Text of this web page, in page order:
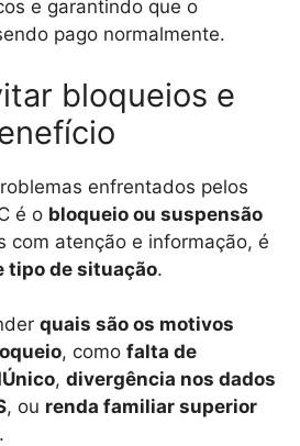
e garantindo que o
pago normalmente.
bloqueios e
enfrentados pelos
é o bloqueio ou suspensão
com atenção e informação, é
tipo de situação.
quais são os motivos
, como falta de
, divergência nos dados
, ou renda familiar superior
.